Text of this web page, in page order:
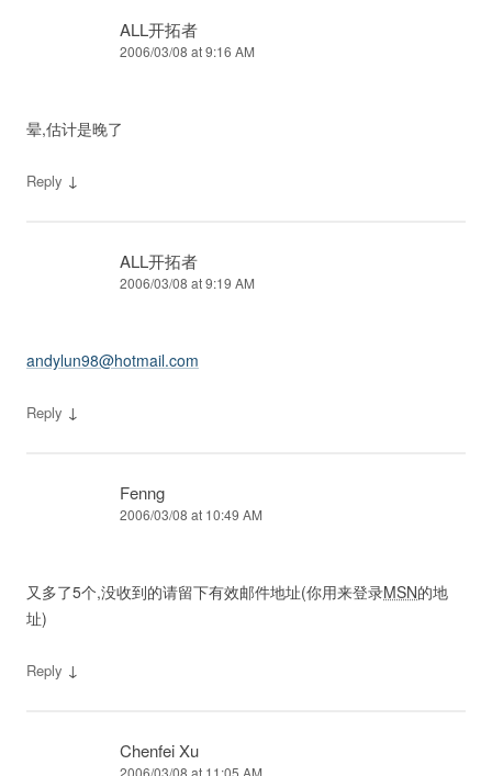
ALL开拓者
2006/03/08 at 9:16 AM
晕,估计是晚了
Reply ↓
ALL开拓者
2006/03/08 at 9:19 AM
andylun98@hotmail.com
Reply ↓
Fenng
2006/03/08 at 10:49 AM
又多了5个,没收到的请留下有效邮件地址(你用来登录MSN的地
址)
Reply ↓
Chenfei Xu
2006/03/08 at 11:05 AM